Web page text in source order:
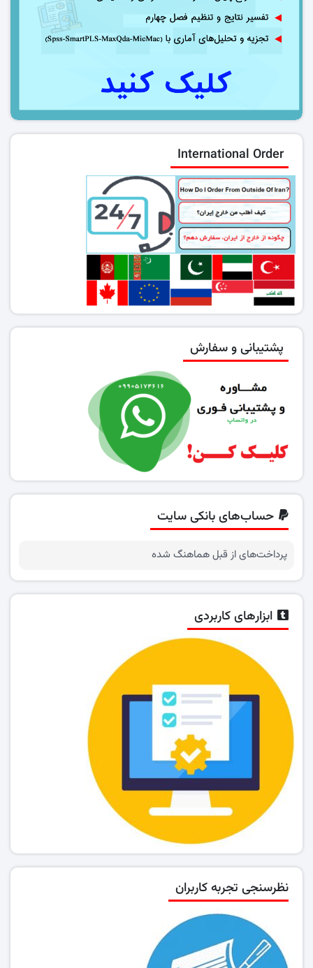
International Order
پشتیبانی و سفارش
حساب‌های بانکی سایت
پرداخت‌های از قبل هماهنگ شده
ابزارهای کاربردی
نظرسنجی تجربه کاربران